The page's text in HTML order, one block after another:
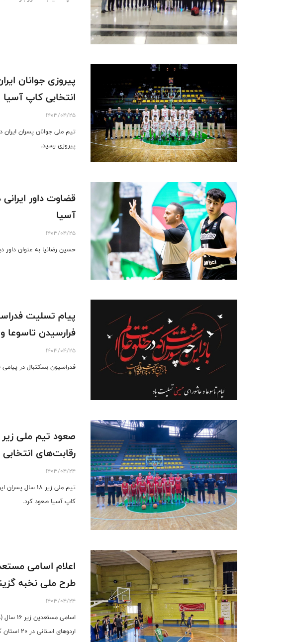
پیروزی جوانان
انتخابی کاپ آسیا
1403/04/25
تیم ملی جوانان پسران ایران
پیروزی رسید.
قضاوت داور
آسیا
1403/04/25
حسین رضانیا به عنوان داور
پیام تسلیت
فرارسیدن
1403/04/25
فدراسیون بسکتبال در
رقابت‌های
1403/04/24
تیم ملی زیر ۱۸
کاپ آسیا صعود کرد.
طرح ملی نخبه
1403/04/24
اسامی
اردوهای استانی در 20 استان کشور مشخص شد.